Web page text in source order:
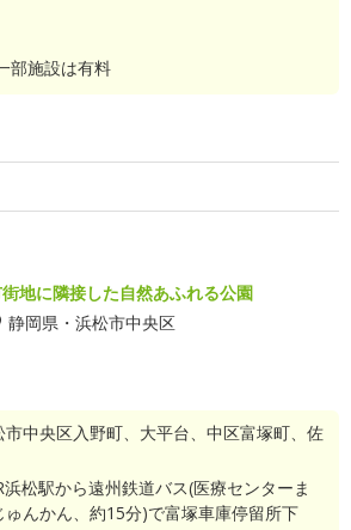
部施設は有料
地に隣接した自然あふれる公園
静岡県・浜松市中央区
市中央区入野町、大平台、中区富塚町、佐
浜松駅から遠州鉄道バス(医療センターま
ゅんかん、約15分)で富塚車庫停留所下